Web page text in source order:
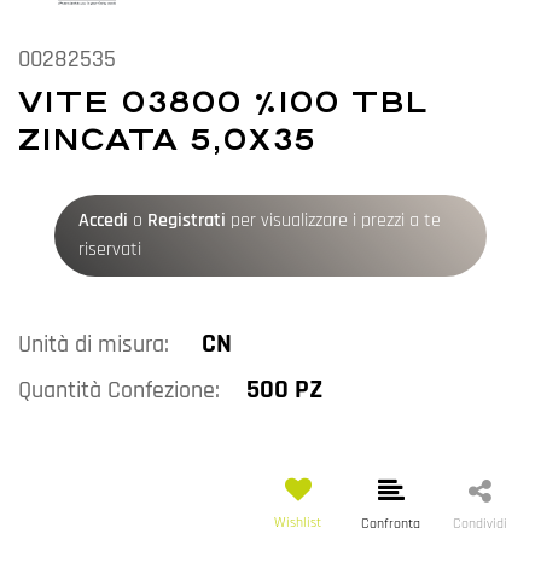
00282535
VITE 03800 %100 TBL
ZINCATA 5,0X35
Accedi o Registrati per visualizzare i prezzi a te
riservati
Unità di misura: CN
Quantità Confezione: 500 PZ
Wishlist Confronta Condividi